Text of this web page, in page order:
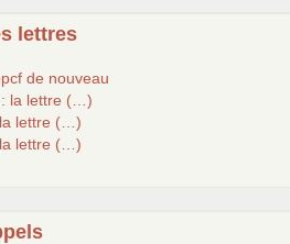
lettres
de nouveau
: la lettre (…)
lettre (…)
lettre (…)